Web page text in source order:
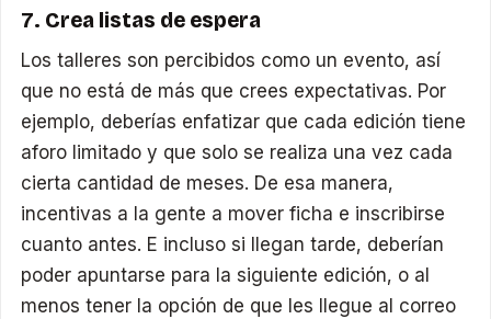
7. Crea listas de espera
Los talleres son percibidos como un evento, así
que no está de más que crees expectativas. Por
ejemplo, deberías enfatizar que cada edición tiene
aforo limitado y que solo se realiza una vez cada
cierta cantidad de meses. De esa manera,
incentivas a la gente a mover ficha e inscribirse
cuanto antes. E incluso si llegan tarde, deberían
poder apuntarse para la siguiente edición, o al
menos tener la opción de que les llegue al correo